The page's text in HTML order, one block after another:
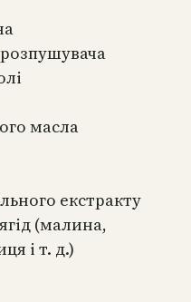
масла
екстракту
(малина,
і т. д.)